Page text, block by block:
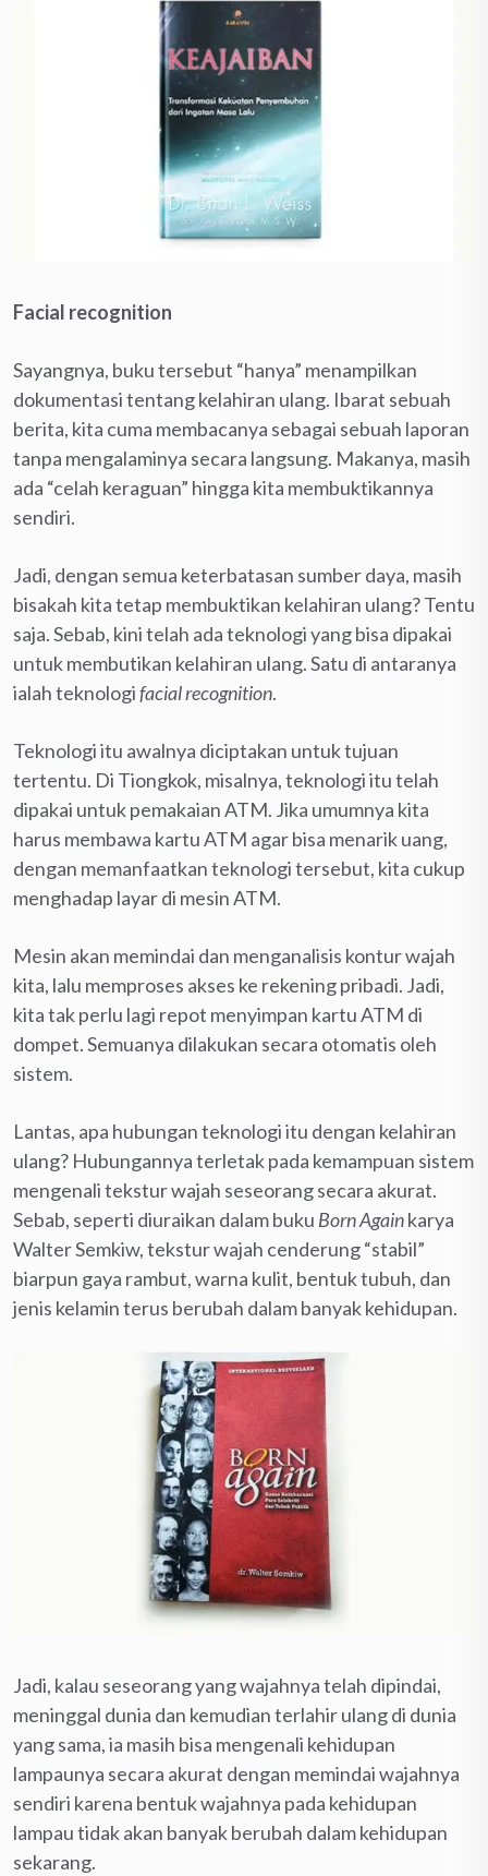
Facial recognition
Sayangnya, buku tersebut “hanya” menampilkan
dokumentasi tentang kelahiran ulang. Ibarat sebuah
berita, kita cuma membacanya sebagai sebuah laporan
tanpa mengalaminya secara langsung. Makanya, masih
ada “celah keraguan” hingga kita membuktikannya
sendiri.
Jadi, dengan semua keterbatasan sumber daya, masih
bisakah kita tetap membuktikan kelahiran ulang? Tentu
saja. Sebab, kini telah ada teknologi yang bisa dipakai
untuk membutikan kelahiran ulang. Satu di antaranya
ialah teknologifacial recognition.
Teknologi itu awalnya diciptakan untuk tujuan
tertentu. Di Tiongkok, misalnya, teknologi itu telah
dipakai untuk pemakaian ATM. Jika umumnya kita
harus membawa kartu ATM agar bisa menarik uang,
dengan memanfaatkan teknologi tersebut, kita cukup
menghadap layar di mesin ATM.
Mesin akan memindai dan menganalisis kontur wajah
kita, lalu memproses akses ke rekening pribadi. Jadi,
kita tak perlu lagi repot menyimpan kartu ATM di
dompet. Semuanya dilakukan secara otomatis oleh
sistem.
Lantas, apa hubungan teknologi itu dengan kelahiran
ulang? Hubungannya terletak pada kemampuan sistem
mengenali tekstur wajah seseorang secara akurat.
Sebab, seperti diuraikan dalam buku Born Againkarya
Walter Semkiw, tekstur wajah cenderung “stabil”
biarpun gaya rambut, warna kulit, bentuk tubuh, dan
jenis kelamin terus berubah dalam banyak kehidupan.
Jadi, kalau seseorang yang wajahnya telah dipindai,
meninggal dunia dan kemudian terlahir ulang di dunia
yang sama, ia masih bisa mengenali kehidupan
lampaunya secara akurat dengan memindai wajahnya
sendiri karena bentuk wajahnya pada kehidupan
lampau tidak akan banyak berubah dalam kehidupan
sekarang.